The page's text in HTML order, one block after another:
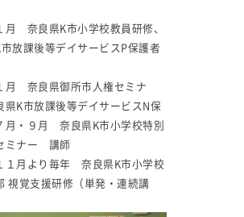
月 奈良県K市小学校教員研修、
放課後等デイサービスP保護者
月 奈良県御所市人権セミナ
K市放課後等デイサービスN保
月・９月 奈良県K市小学校特別
ミナー 講師
１月より毎年 奈良県K市小学校
視覚支援研修（単発・連続講